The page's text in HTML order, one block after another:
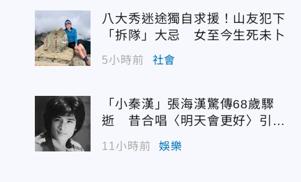
八大秀迷途獨自求援！山友犯下
「拆隊」大忌 女至今生死未卜
5小時前 社會
「小秦漢」張海漢驚傳68歲驟
逝 昔合唱〈明天會更好〉引追
11小時前 娛樂